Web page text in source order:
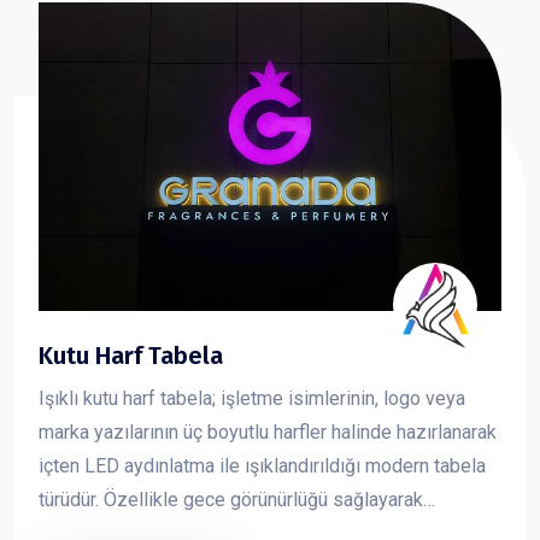
Kutu Harf Tabela
Işıklı kutu harf tabela; işletme isimlerinin, logo veya
marka yazılarının üç boyutlu harfler halinde hazırlanarak
içten LED aydınlatma ile ışıklandırıldığı modern tabela
türüdür. Özellikle gece görünürlüğü sağlayarak